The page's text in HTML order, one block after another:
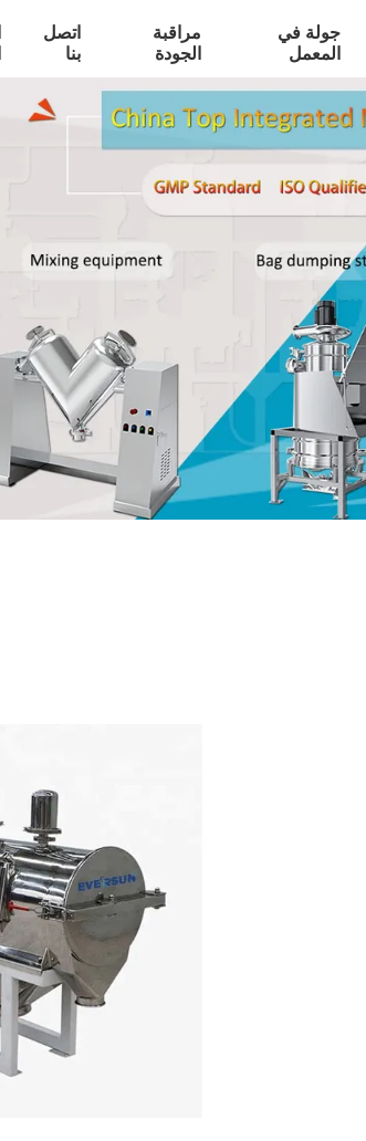
جولة في
المعمل
مراقبة
الجودة
اتصل
بنا